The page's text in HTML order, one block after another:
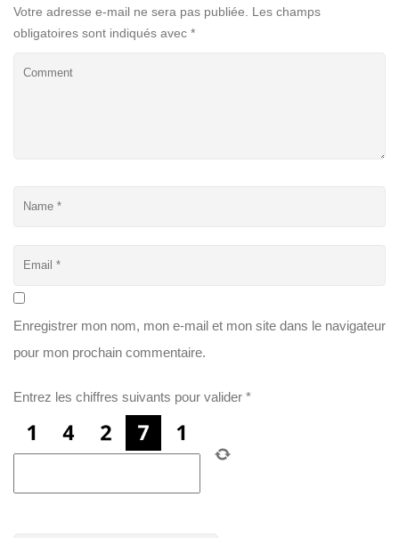
Votre adresse e-mail ne sera pas publiée.
Les champs
obligatoires sont indiqués avec *
Enregistrer mon nom, mon e-mail et mon site dans le navigateur
pour mon prochain commentaire.
Entrez les chiffres suivants pour valider *